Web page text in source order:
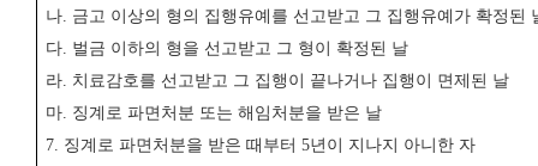
나. 금고 이상의 형의 집행유예를 선고받고 그 집행유예가 확정된
다. 벌금 이하의 형을 선고받고 그 형이 확정된 날
라. 치료감호를 선고받고 그 집행이 끝나거나 집행이 면제된 날
마. 징계로 파면처분 또는 해임처분을 받은 날
7. 징계로 파면처분을 받은 때부터 5년이 지나지 아니한 자